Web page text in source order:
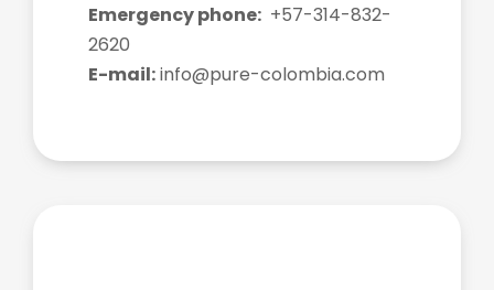
Emergency phone: +57-314-832-
2620
E-mail:info@pure-colombia.comㅤㅤㅤㅤㅤㅤㅤㅤㅤㅤㅤㅤㅤㅤ